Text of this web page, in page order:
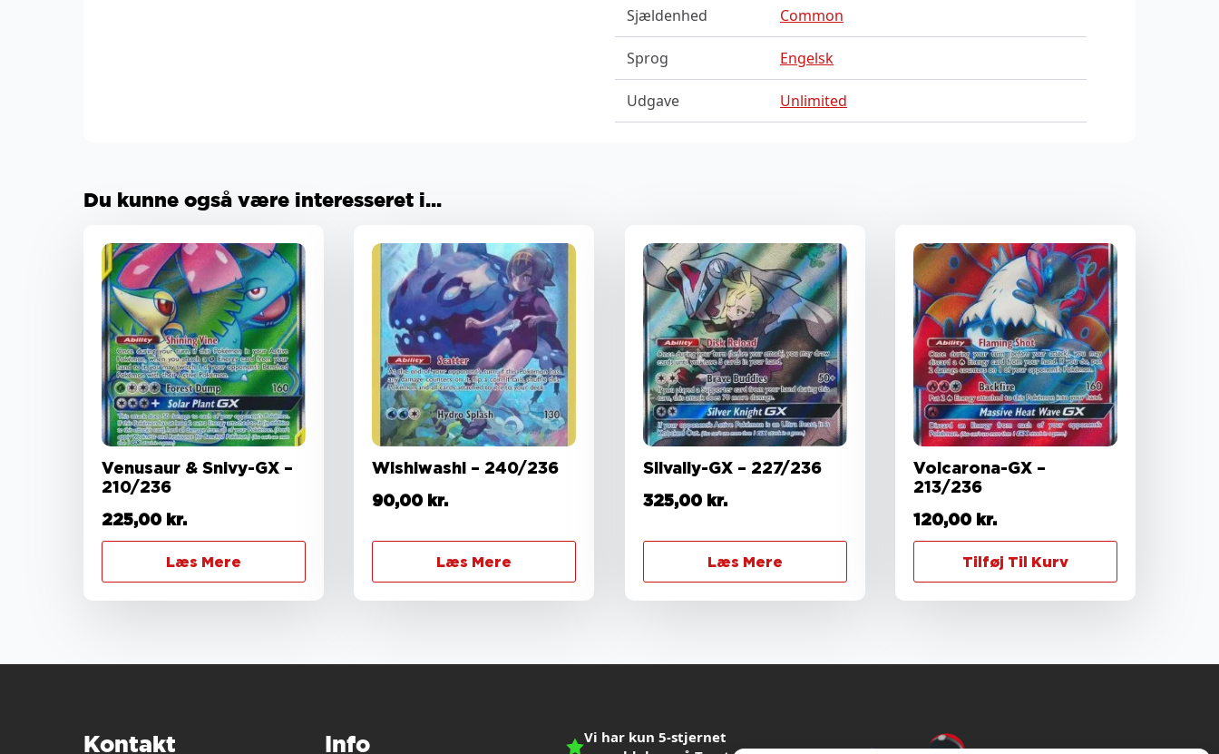
Sjældenhed Common
Sprog Engelsk
Udgave Unlimited
Du kunne også være interesseret i...
Venusaur & Snivy-GX –
210/236
225,00 kr.
Læs Mere
Wishiwashi – 240/236
90,00 kr.
Læs Mere
Silvally-GX – 227/236
325,00 kr.
Læs Mere
Volcarona-GX –
213/236
120,00 kr.
Tilføj Til Kurv
Kontakt Info
Vi har kun 5-stjernet